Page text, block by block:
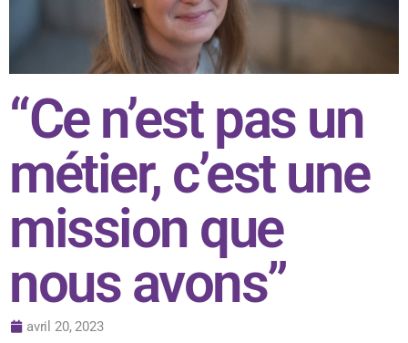
“Ce n’est pas un
métier, c’est une
mission que
nous avons”
avril 20, 2023